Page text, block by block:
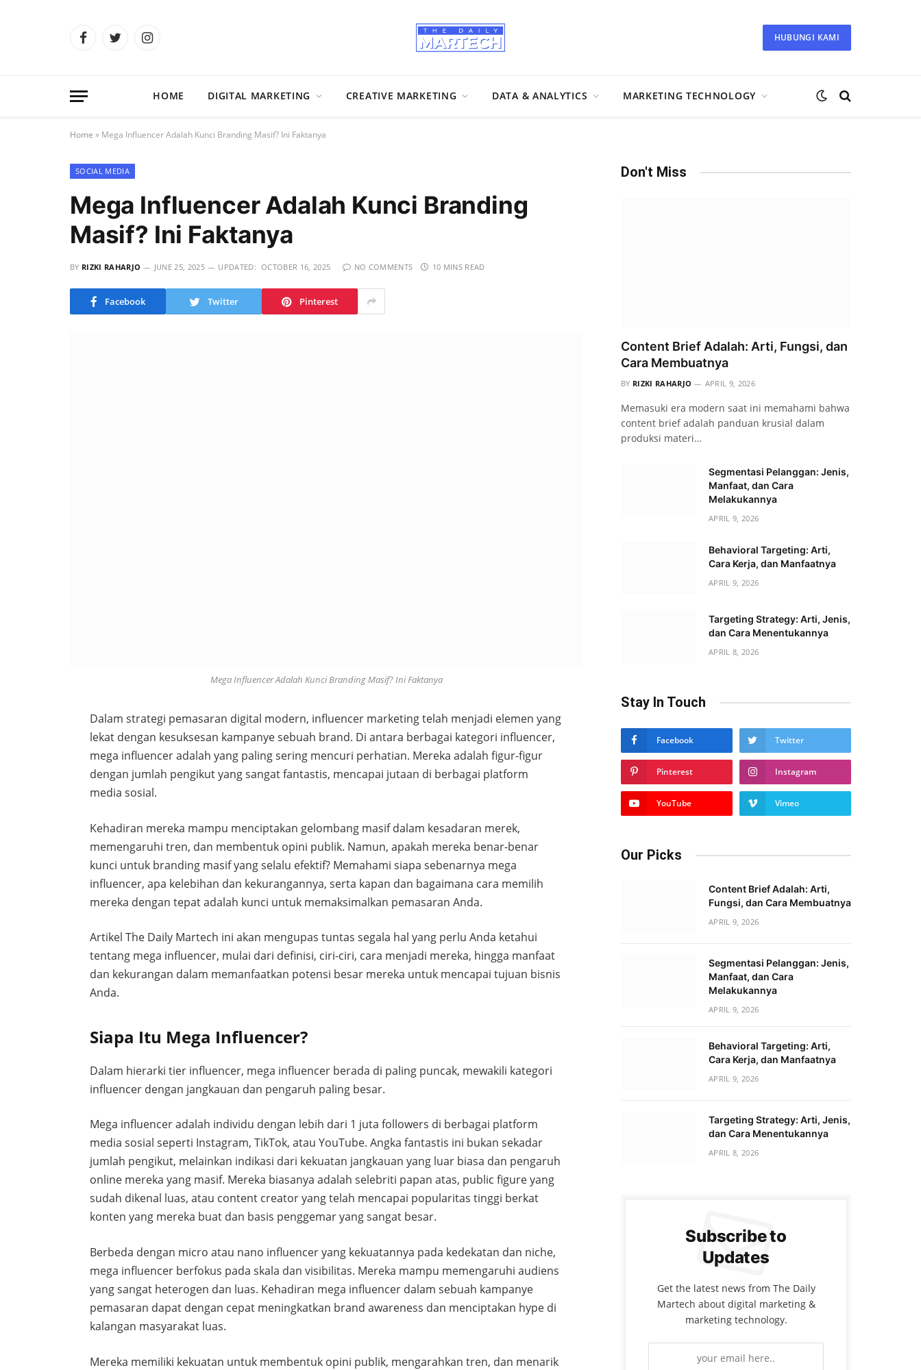
FacebookTwitterInstagram HUBUNGI KAMI
HOME DIGITAL MARKETING CREATIVE MARKETING DATA & ANALYTICS MARKETING TECHNOLOGY
Home » Mega Influencer Adalah Kunci Branding Masif? Ini Faktanya
SOCIAL MEDIA
Mega Influencer Adalah Kunci Branding
Masif? Ini Faktanya
BY RIZKI RAHARJO JUNE 25, 2025 UPDATED: OCTOBER 16, 2025 NO COMMENTS 10 MINS READ
Facebook Twitter Pinterest
Mega Influencer Adalah Kunci Branding Masif? Ini Faktanya
Dalam strategi pemasaran digital modern, influencer marketing telah menjadi elemen yang
lekat dengan kesuksesan kampanye sebuah brand. Di antara berbagai kategori influencer,
mega influencer adalah yang paling sering mencuri perhatian. Mereka adalah figur-figur
dengan jumlah pengikut yang sangat fantastis, mencapai jutaan di berbagai platform
media sosial.
Kehadiran mereka mampu menciptakan gelombang masif dalam kesadaran merek,
memengaruhi tren, dan membentuk opini publik. Namun, apakah mereka benar-benar
kunci untuk branding masif yang selalu efektif? Memahami siapa sebenarnya mega
influencer, apa kelebihan dan kekurangannya, serta kapan dan bagaimana cara memilih
mereka dengan tepat adalah kunci untuk memaksimalkan pemasaran Anda.
Artikel The Daily Martech ini akan mengupas tuntas segala hal yang perlu Anda ketahui
tentang mega influencer, mulai dari definisi, ciri-ciri, cara menjadi mereka, hingga manfaat
dan kekurangan dalam memanfaatkan potensi besar mereka untuk mencapai tujuan bisnis
Anda.
Siapa Itu Mega Influencer?
Dalam hierarki tier influencer, mega influencer berada di paling puncak, mewakili kategori
influencer dengan jangkauan dan pengaruh paling besar.
Mega influencer adalah individu dengan lebih dari 1 juta followers di berbagai platform
media sosial seperti Instagram, TikTok, atau YouTube. Angka fantastis ini bukan sekadar
jumlah pengikut, melainkan indikasi dari kekuatan jangkauan yang luar biasa dan pengaruh
online mereka yang masif. Mereka biasanya adalah selebriti papan atas, public figure yang
sudah dikenal luas, atau content creator yang telah mencapai popularitas tinggi berkat
konten yang mereka buat dan basis penggemar yang sangat besar.
Berbeda dengan micro atau nano influencer yang kekuatannya pada kedekatan dan niche,
mega influencer berfokus pada skala dan visibilitas. Mereka mampu memengaruhi audiens
yang sangat heterogen dan luas. Kehadiran mega influencer dalam sebuah kampanye
pemasaran dapat dengan cepat meningkatkan brand awareness dan menciptakan hype di
kalangan masyarakat luas.
Mereka memiliki kekuatan untuk membentuk opini publik, mengarahkan tren, dan menarik
Don't Miss
Content Brief Adalah: Arti, Fungsi, dan
Cara Membuatnya
BY RIZKI RAHARJO APRIL 9, 2026
Memasuki era modern saat ini memahami bahwa
content brief adalah panduan krusial dalam
produksi materi…
Segmentasi Pelanggan: Jenis,
Manfaat, dan Cara
Melakukannya
APRIL 9, 2026
Behavioral Targeting: Arti,
Cara Kerja, dan Manfaatnya
APRIL 9, 2026
Targeting Strategy: Arti, Jenis,
dan Cara Menentukannya
APRIL 8, 2026
Stay In Touch
Facebook Twitter
Pinterest Instagram
YouTube Vimeo
Our Picks
Content Brief Adalah: Arti,
Fungsi, dan Cara Membuatnya
APRIL 9, 2026
Segmentasi Pelanggan: Jenis,
Manfaat, dan Cara
Melakukannya
APRIL 9, 2026
Behavioral Targeting: Arti,
Cara Kerja, dan Manfaatnya
APRIL 9, 2026
Targeting Strategy: Arti, Jenis,
dan Cara Menentukannya
APRIL 8, 2026
Subscribe to
Updates
Get the latest news from The Daily
Martech about digital marketing &
marketing technology.